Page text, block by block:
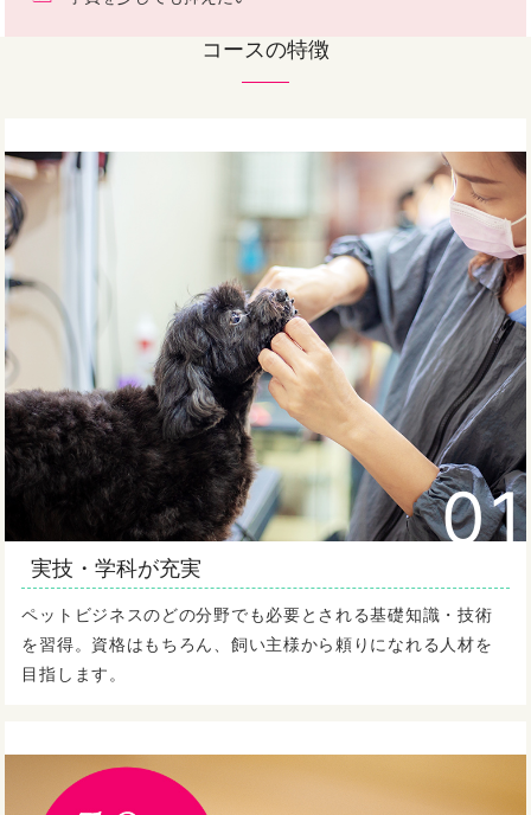
コースの特徴
01
実技・学科が充実
ペットビジネスのどの分野でも必要とされる基礎知識・技術
を習得。資格はもちろん、飼い主様から頼りになれる人材を
目指します。